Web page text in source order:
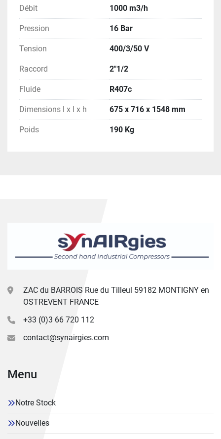
Débit 1000 m3/h
Pression 16 Bar
Tension 400/3/50 V
Raccord 2"1/2
Fluide R407c
Dimensions l x l x h 675 x 716 x 1548 mm
Poids 190 Kg
ZAC du BARROIS Rue du Tilleul 59182 MONTIGNY en
OSTREVENT FRANCE
+33 (0)3 66 720 112
contact@synairgies.com
Menu
Notre Stock
Nouvelles